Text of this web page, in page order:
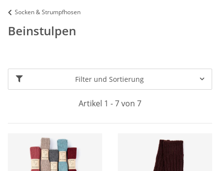
Socken & Strumpfhosen
Beinstulpen
Filter und Sortierung
Artikel 1 - 7 von 7